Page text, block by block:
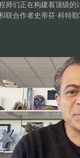
师们正在构建着顶级
联合作者史蒂芬·科特